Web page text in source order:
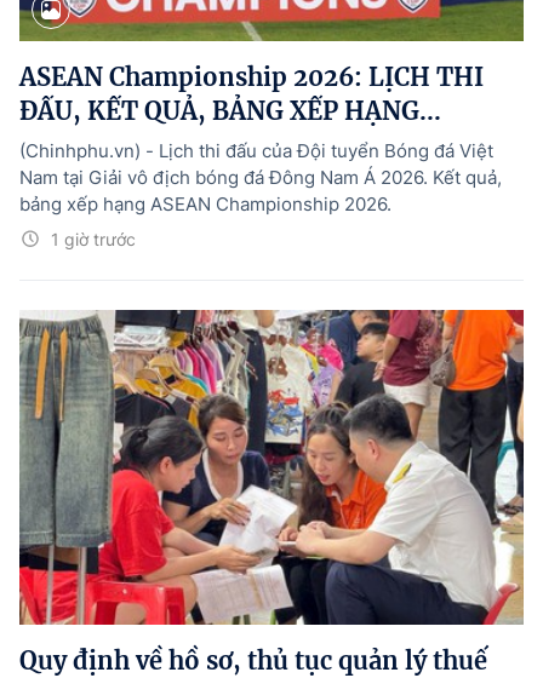
ASEAN Championship 2026: LỊCH THI
ĐẤU, KẾT QUẢ, BẢNG XẾP HẠNG...
1 giờ trước
(Chinhphu.vn) - Lịch thi đấu của Đội tuyển Bóng đá Việt
Nam tại Giải vô địch bóng đá Đông Nam Á 2026. Kết quả,
bảng xếp hạng ASEAN Championship 2026.
Quy định về hồ sơ, thủ tục quản lý thuế